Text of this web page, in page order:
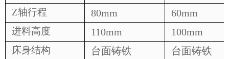
Z轴行程 80mm 60mm
进料高度 1 10mm 100mm
床身结构 台面铸铁 台面铸铁